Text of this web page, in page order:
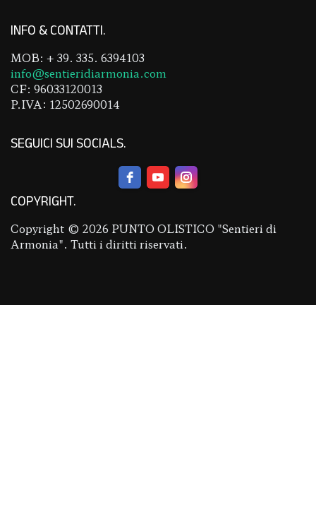
INFO & CONTATTI
MOB: + 39. 335. 6394103
info@sentieridiarmonia.com
CF: 96033120013
P.IVA: 12502690014
SEGUICI SUI SOCIALS
COPYRIGHT
Copyright © 2026 PUNTO OLISTICO "Sentieri di
Armonia". Tutti i diritti riservati.